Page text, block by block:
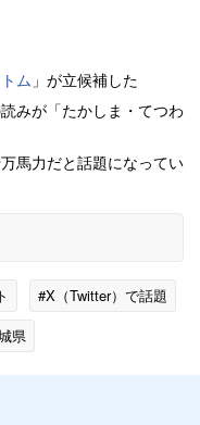
ム 」が立候補した
みが「たかしま・てつわ
馬力だと話題になってい
#X（Twitter）で話題
県